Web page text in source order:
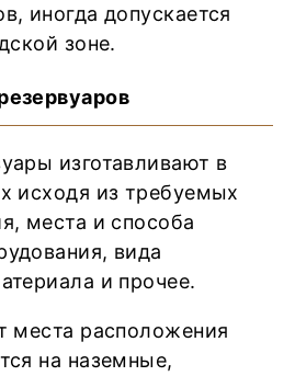
иногда допускается
зоне.
изготавливают в
исходя из требуемых
места и способа
вида
и прочее.
места расположения
на наземные,